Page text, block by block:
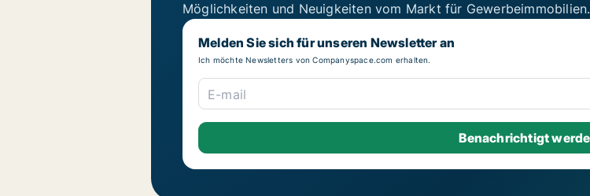
Möglichkeiten und Neuigkeiten vom Markt für Gewerbeimmobilien.
Melden Sie sich für unseren Newsletter an
Ich möchte Newsletters von Companyspace.com erhalten.
E-mail